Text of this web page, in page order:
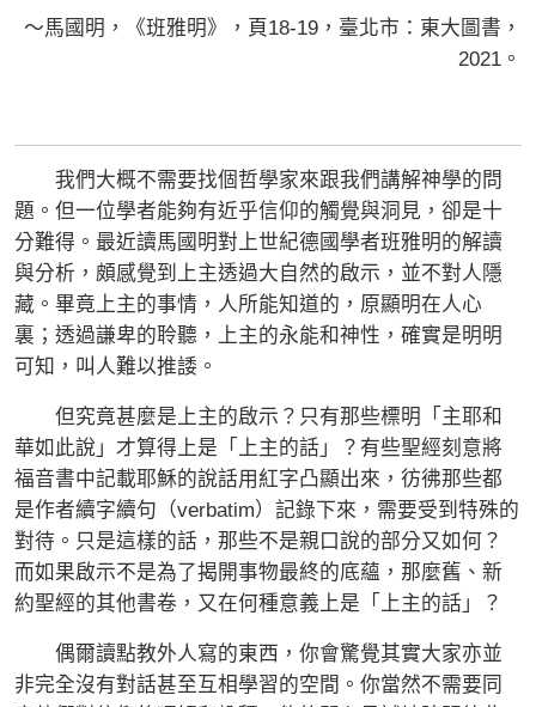
～馬國明，《班雅明》，頁18-19，臺北市：東大圖書，
2021。
我們大概不需要找個哲學家來跟我們講解神學的問
題。但一位學者能夠有近乎信仰的觸覺與洞見，卻是十
分難得。最近讀馬國明對上世紀德國學者班雅明的解讀
與分析，頗感覺到上主透過大自然的啟示，並不對人隱
藏。畢竟上主的事情，人所能知道的，原顯明在人心
裏；透過謙卑的聆聽，上主的永能和神性，確實是明明
可知，叫人難以推諉。
但究竟甚麼是上主的啟示？只有那些標明「主耶和
華如此說」才算得上是「上主的話」？有些聖經刻意將
福音書中記載耶穌的說話用紅字凸顯出來，彷彿那些都
是作者續字續句（verbatim）記錄下來，需要受到特殊的
對待。只是這樣的話，那些不是親口說的部分又如何？
而如果啟示不是為了揭開事物最終的底蘊，那麼舊、新
約聖經的其他書卷，又在何種意義上是「上主的話」？
偶爾讀點教外人寫的東西，你會驚覺其實大家亦並
非完全沒有對話甚至互相學習的空間。你當然不需要同